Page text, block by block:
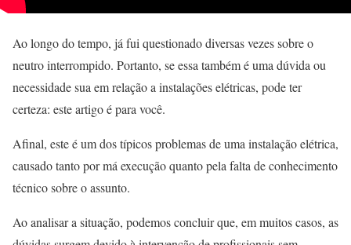
Ao longo do tempo, já fui questionado diversas vezes sobre o
neutro interrompido. Portanto, se essa também é uma dúvida ou
necessidade sua em relação a instalações elétricas, pode ter
certeza: este artigo é para você.
Afinal, este é um dos típicos problemas de uma instalação elétrica,
causado tanto por má execução quanto pela falta de conhecimento
técnico sobre o assunto.
Ao analisar a situação, podemos concluir que, em muitos casos, as